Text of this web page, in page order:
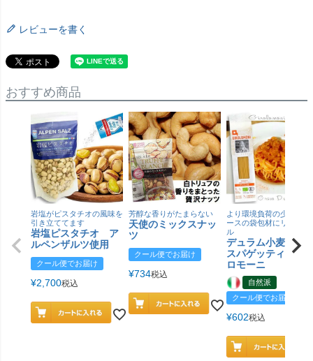
レビューを書く
おすすめ商品
岩塩がピスタチオの風味を
引き立ててます
岩塩ピスタチオ ア
ルペンザルツ使用
クール便でお届け
¥2,700税込
芳醇な香りがたまらない
天使のミックスナッ
ツ
クール便でお届け
¥734税込
より環境負荷の少ない紙
ースの袋包材にリニュー
ル
デュラム小麦 有
スパゲッティ／ジ
ロモーニ
自然派
クール便でお届け
¥602税込